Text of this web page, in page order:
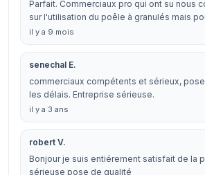
Parfait. Commerciaux pro qui ont su nous
sur l'utilisation du poêle à granulés mais
il y a 9 mois
senechal E.
commerciaux compétents et sérieux,
les délais. Entreprise sérieuse.
il y a 3 ans
robert V.
Bonjour je suis entiérement satisfait de la
sérieuse pose de qualité